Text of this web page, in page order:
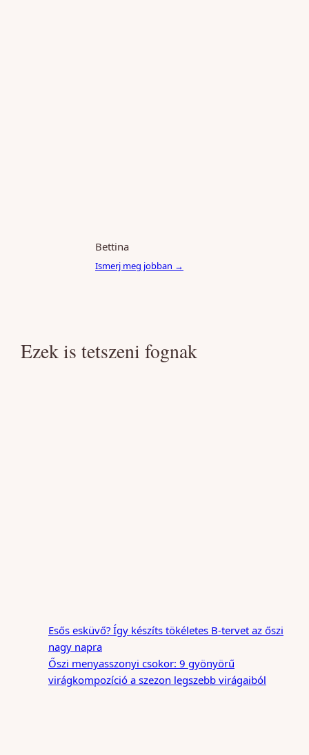
Bettina
Ismerj meg jobban →
Ezek is tetszeni fognak
Esős esküvő? Így készíts tökéletes B-tervet az őszi
nagy napra
Őszi menyasszonyi csokor: 9 gyönyörű
virágkompozíció a szezon legszebb virágaiból